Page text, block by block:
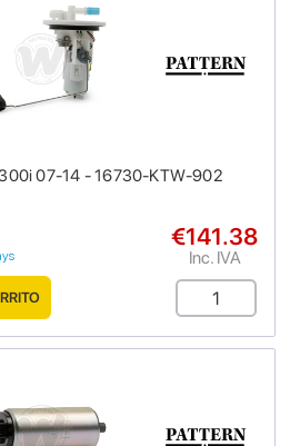
07-14 - 16730-KTW-902
€141.38
Inc. IVA